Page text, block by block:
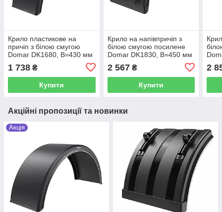
Крило пластикове на
причіп з білою смугою
Domar DK1680, B=430 мм
1 738 ₴
Купити
Крило на напівпричіп з
білою смугою посилене
Domar DK1830, B=450 мм
2 567₴
Купити
2
Акційні пропозиції та новинки
Акція